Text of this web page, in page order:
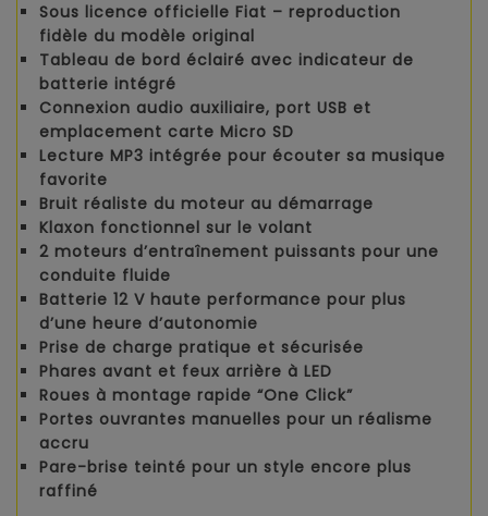
Sous licence officielle Fiat – reproduction
fidèle du modèle original
Tableau de bord éclairé avec indicateur de
batterie intégré
Connexion audio auxiliaire, port USB et
emplacement carte Micro SD
Lecture MP3 intégrée pour écouter sa musique
favorite
Bruit réaliste du moteur au démarrage
Klaxon fonctionnel sur le volant
2 moteurs d’entraînement puissants pour une
conduite fluide
Batterie 12 V haute performance pour plus
d’une heure d’autonomie
Prise de charge pratique et sécurisée
Phares avant et feux arrière à LED
Roues à montage rapide “One Click”
Portes ouvrantes manuelles pour un réalisme
accru
Pare-brise teinté pour un style encore plus
raffiné